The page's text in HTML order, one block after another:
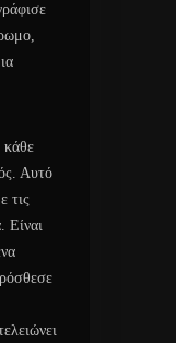
κάθε
Αυτό
τις
Είναι